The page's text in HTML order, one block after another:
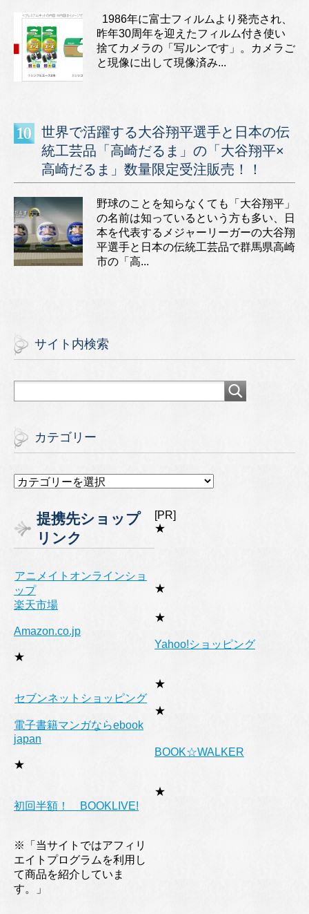
1986年に富士フィルムより発売され、
昨年30周年を迎えたフィルム付き使い
捨てカメラの「写ルンです」。カメラご
と現像に出して現像済み...
世界で活躍する大谷翔平選手と日本の伝
統工芸品「高崎だるま」の「大谷翔平×
高崎だるま」数量限定受注販売！！
野球のことを知らなくても「大谷翔平」
の名前は知っているという方も多い、日
本を代表するメジャーリーガーの大谷翔
平選手と日本の伝統工芸品で群馬県高崎
市の「高...
サイト内検索
カテゴリー
カ
リ
ー
提携先ショップ
リンク
[PR]
★
アニメイトオンラインショ
ップ
★
楽天市場
★
Amazon.co.jp
★
Yahoo!ショッピング
★
セブンネットショッピング
★
電子書籍マンガならebook
japan
★
BOOK☆WALKER
★
初回半額！ BOOKLIVE!
※「当サイトではアフィリ
エイトプログラムを利用し
て商品を紹介していま
す。」